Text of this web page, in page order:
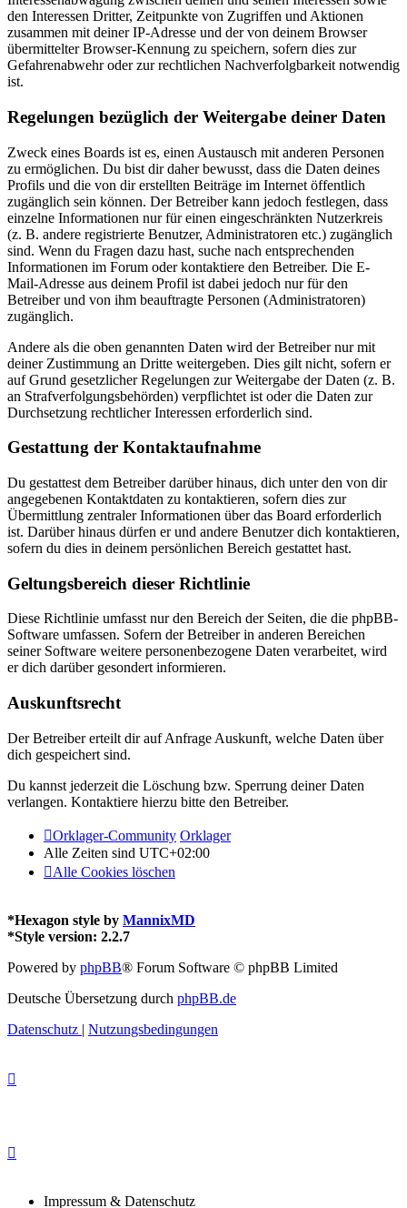
den Interessen Dritter, Zeitpunkte von Zugriffen und Aktionen
zusammen mit deiner IP-Adresse und der von deinem Browser
übermittelter Browser-Kennung zu speichern, sofern dies zur
Gefahrenabwehr oder zur rechtlichen Nachverfolgbarkeit notwendig
ist.
Regelungen bezüglich der Weitergabe deiner Daten
Zweck eines Boards ist es, einen Austausch mit anderen Personen
zu ermöglichen. Du bist dir daher bewusst, dass die Daten deines
Profils und die von dir erstellten Beiträge im Internet öffentlich
zugänglich sein können. Der Betreiber kann jedoch festlegen, dass
einzelne Informationen nur für einen eingeschränkten Nutzerkreis
(z. B. andere registrierte Benutzer, Administratoren etc.) zugänglich
sind. Wenn du Fragen dazu hast, suche nach entsprechenden
Informationen im Forum oder kontaktiere den Betreiber. Die E-
Mail-Adresse aus deinem Profil ist dabei jedoch nur für den
Betreiber und von ihm beauftragte Personen (Administratoren)
zugänglich.
Andere als die oben genannten Daten wird der Betreiber nur mit
deiner Zustimmung an Dritte weitergeben. Dies gilt nicht, sofern er
auf Grund gesetzlicher Regelungen zur Weitergabe der Daten (z. B.
an Strafverfolgungsbehörden) verpflichtet ist oder die Daten zur
Durchsetzung rechtlicher Interessen erforderlich sind.
Gestattung der Kontaktaufnahme
Du gestattest dem Betreiber darüber hinaus, dich unter den von dir
angegebenen Kontaktdaten zu kontaktieren, sofern dies zur
Übermittlung zentraler Informationen über das Board erforderlich
ist. Darüber hinaus dürfen er und andere Benutzer dich kontaktieren,
sofern du dies in deinem persönlichen Bereich gestattet hast.
Geltungsbereich dieser Richtlinie
Diese Richtlinie umfasst nur den Bereich der Seiten, die die phpBB-
Software umfassen. Sofern der Betreiber in anderen Bereichen
seiner Software weitere personenbezogene Daten verarbeitet, wird
er dich darüber gesondert informieren.
Auskunftsrecht
Der Betreiber erteilt dir auf Anfrage Auskunft, welche Daten über
dich gespeichert sind.
Du kannst jederzeit die Löschung bzw. Sperrung deiner Daten
verlangen. Kontaktiere hierzu bitte den Betreiber.
Orklager-Community Orklager
Alle Zeiten sind UTC+02:00
Alle Cookies löschen
*Hexagon style by MannixMD
*Style version: 2.2.7
Powered by phpBB® Forum Software © phpBB Limited
Deutsche Übersetzung durch phpBB.de
Datenschutz | Nutzungsbedingungen
Impressum & Datenschutz